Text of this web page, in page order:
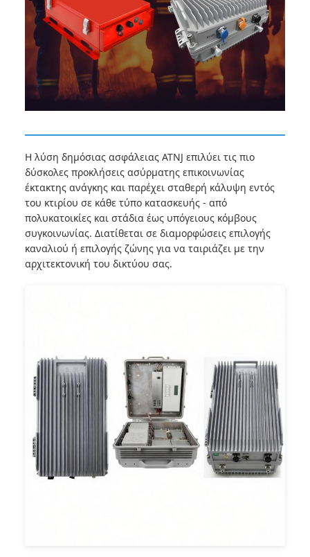
Η λύση δημόσιας ασφάλειας ATNJ επιλύει τις πιο
δύσκολες προκλήσεις ασύρματης επικοινωνίας
έκτακτης ανάγκης και παρέχει σταθερή κάλυψη εντός
του κτιρίου σε κάθε τύπο κατασκευής - από
πολυκατοικίες και στάδια έως υπόγειους κόμβους
συγκοινωνίας. Διατίθεται σε διαμορφώσεις επιλογής
καναλιού ή επιλογής ζώνης για να ταιριάζει με την
αρχιτεκτονική του δικτύου σας.